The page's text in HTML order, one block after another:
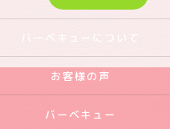
バーベキューについて
お客様の声
バーベキュー